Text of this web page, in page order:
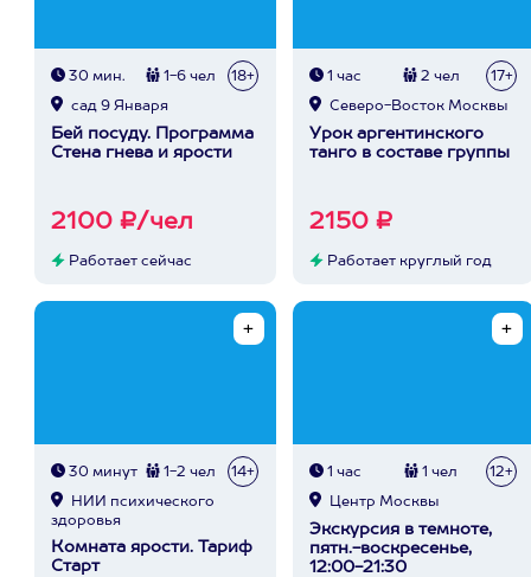
30 мин. 1-6 чел 18+
сад 9 Января
Бей посуду. Программа
Стена гнева и ярости
2100 ₽/чел
Работает сейчас
1 час 2 чел 17+
Северо-Восток Москвы
Урок аргентинского
танго в составе группы
2150 ₽
Работает круглый год
30 минут 1-2 чел 14+
НИИ психического
здоровья
Комната ярости. Тариф
Старт
1 час 1 чел 12+
Центр Москвы
Экскурсия в темноте,
пятн.-воскресенье,
12:00-21:30